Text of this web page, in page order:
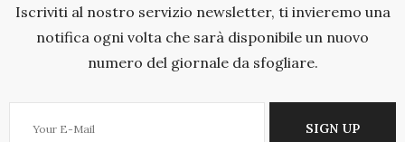
Iscriviti al nostro servizio newsletter, ti invieremo una
notifica ogni volta che sarà disponibile un nuovo
numero del giornale da sfogliare.
SIGN UP